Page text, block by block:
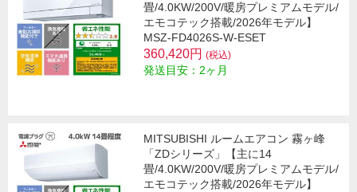
畳/4.0KW/200V/暖房プレミアムモデル/
エモコテック搭載/2026年モデル】
MSZ-FD4026S-W-ESET
360,420円 (税込)
発送目安：2ヶ月
MITSUBISHI ルームエアコン 霧ヶ峰
「ZDシリーズ」【主に14
畳/4.0KW/200V/暖房プレミアムモデル/
エモコテック搭載/2026年モデル】